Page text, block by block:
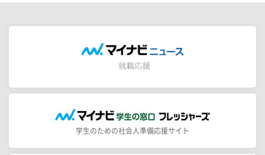
学生のための社会人準備応援サイト